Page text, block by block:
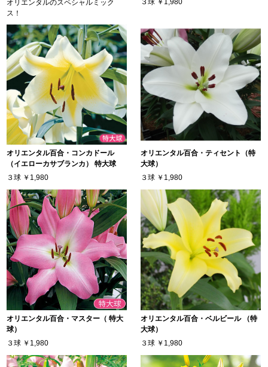
オリエンタルのスペシャルミック
ス！
３球 ￥1,980
オリエンタル百合・コンカドール
（イエローカサブランカ） 特大球
３球 ￥1,980
オリエンタル百合・ティセント（特
大球）
３球 ￥1,980
オリエンタル百合・マスター（ 特大
球）
３球 ￥1,980
オリエンタル百合・ベルビール （特
大球）
３球 ￥1,980